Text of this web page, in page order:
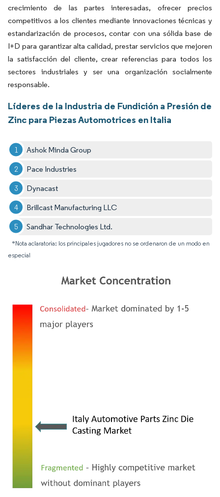
crecimiento de las partes interesadas, ofrecer precios
competitivos a los clientes mediante innovaciones técnicas y
estandarización de procesos, contar con una sólida base de
I+D para garantizar alta calidad, prestar servicios que mejoren
la satisfacción del cliente, crear referencias para todos los
sectores industriales y ser una organización socialmente
responsable.
Líderes de la Industria de Fundición a Presión de
Zinc para Piezas Automotrices en Italia
Ashok Minda Group
Pace Industries
Dynacast
Brillcast Manufacturing LLC
Sandhar Technologies Ltd.
*Nota aclaratoria: los principales jugadores no se ordenaron de un modo en
especial